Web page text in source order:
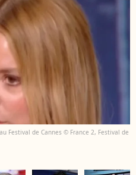
Festival de Cannes © France 2, Festival de